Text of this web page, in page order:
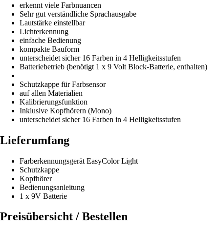
erkennt viele Farbnuancen
Sehr gut verständliche Sprachausgabe
Lautstärke einstellbar
Lichterkennung
einfache Bedienung
kompakte Bauform
unterscheidet sicher 16 Farben in 4 Helligkeitsstufen
Batteriebetrieb (benötigt 1 x 9 Volt Block-Batterie, enthalten)
Schutzkappe für Farbsensor
auf allen Materialien
Kalibrierungsfunktion
Inklusive Kopfhörern (Mono)
unterscheidet sicher 16 Farben in 4 Helligkeitsstufen
Lieferumfang
Farberkennungsgerät EasyColorLight
Schutzkappe
Kopfhörer
Bedienungsanleitung
1 x 9V Batterie
Preisübersicht / Bestellen